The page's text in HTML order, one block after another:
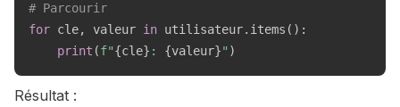
# Parcourir
for cle, valeur in utilisateur. items ( ) :
print (f"{cle} : {valeur}" )
Résultat :